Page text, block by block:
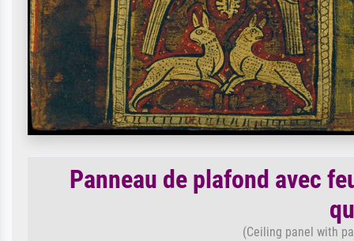
Panneau de plafond avec
(Ceiling panel with